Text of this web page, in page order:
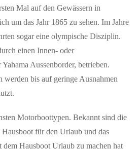
Geld verdienen
in drei Schritten
Batteriespeicher sind inzwischen
Mal auf den Gewässern in
um das Jahr 1865 zu sehen. Im Jahre
sogar eine olympische Disziplin.
einen Innen- oder
Aussenborder, betrieben.
werden bis auf geringe Ausnahmen
Motorboottypen. Bekannt sind die
für den Urlaub und das
Hausboot Urlaub zu machen hat